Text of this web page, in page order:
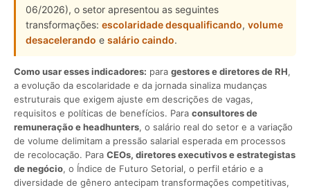
06/2026), o setor apresentou as seguintes
transformações: escolaridade desqualificando, volume
desacelerando e salário caindo.
Como usar esses indicadores: para gestores e diretores de RH,
a evolução da escolaridade e da jornada sinaliza mudanças
estruturais que exigem ajuste em descrições de vagas,
requisitos e políticas de benefícios. Para consultores de
remuneração e headhunters, o salário real do setor e a variação
de volume delimitam a pressão salarial esperada em processos
de recolocação. Para CEOs, diretores executivos e estrategistas
de negócio, o Índice de Futuro Setorial, o perfil etário e a
diversidade de gênero antecipam transformações competitivas,